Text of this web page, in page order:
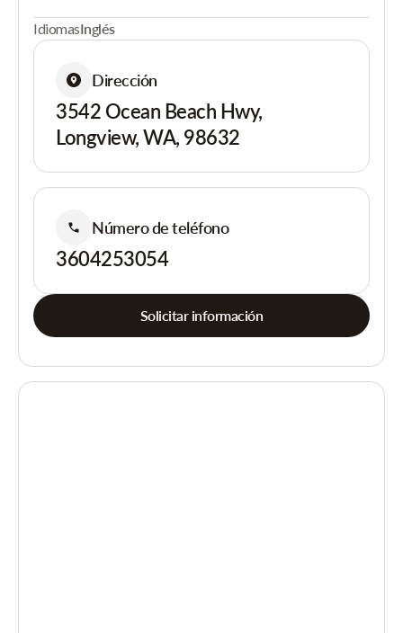
IdiomasInglés
Dirección
3542 Ocean Beach Hwy,
Longview, WA, 98632
Número de teléfono
3604253054
Solicitar información